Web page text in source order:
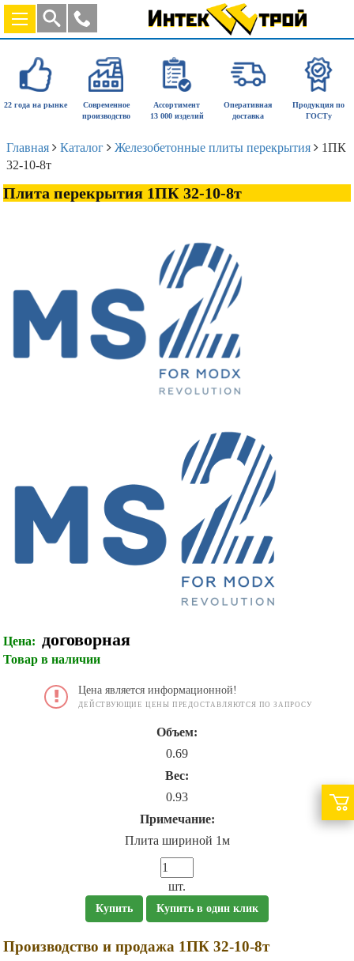
22 года на рынке
Современное
производство
Ассортимент
13 000 изделий
Оперативная
доставка
Продукция по
ГОСТу
Главная Каталог Железобетонные плиты перекрытия
1ПК
32-10-8т
Плита перекрытия 1ПК 32-10-8т
Цена: договорная
Товар в наличии
Цена является информационной!
ДЕЙСТВУЮЩИЕ ЦЕНЫ ПРЕДОСТАВЛЯЮТСЯ ПО ЗАПРОСУ
Объем:
0.69
Вес:
0.93
Примечание:
Плита шириной 1м
шт.
Купить Купить в один клик
Производство и продажа 1ПК 32-10-8т